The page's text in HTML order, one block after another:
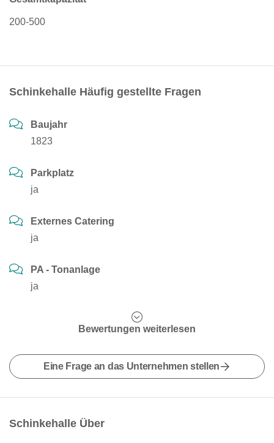
200-500
Schinkehalle Häufig gestellte Fragen
Baujahr
1823
Parkplatz
ja
Externes Catering
ja
PA - Tonanlage
ja
Bewertungen weiterlesen
Eine Frage an das Unternehmen stellen
Schinkehalle Über